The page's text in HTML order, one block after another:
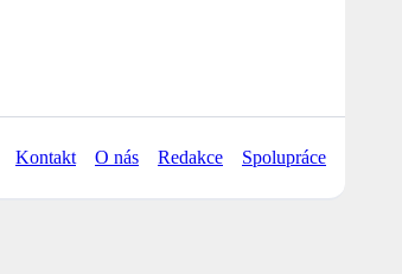
Kontakt O nás Redakce Spolupráce